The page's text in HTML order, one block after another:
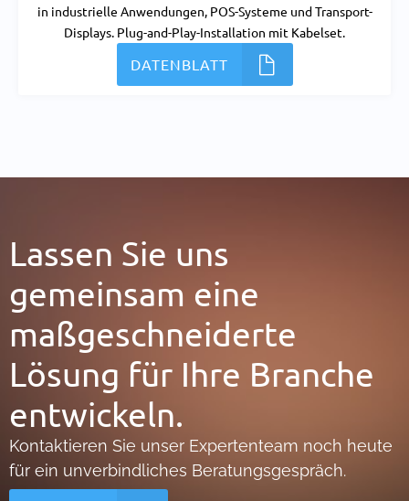
in industrielle Anwendungen, POS-Systeme und Transport-
Displays. Plug-and-Play-Installation mit Kabelset.
DATENBLATT
Lassen Sie uns
gemeinsam eine
maßgeschneiderte
Lösung für Ihre Branche
entwickeln.
Kontaktieren Sie unser Expertenteam noch heute
für ein unverbindliches Beratungsgespräch.